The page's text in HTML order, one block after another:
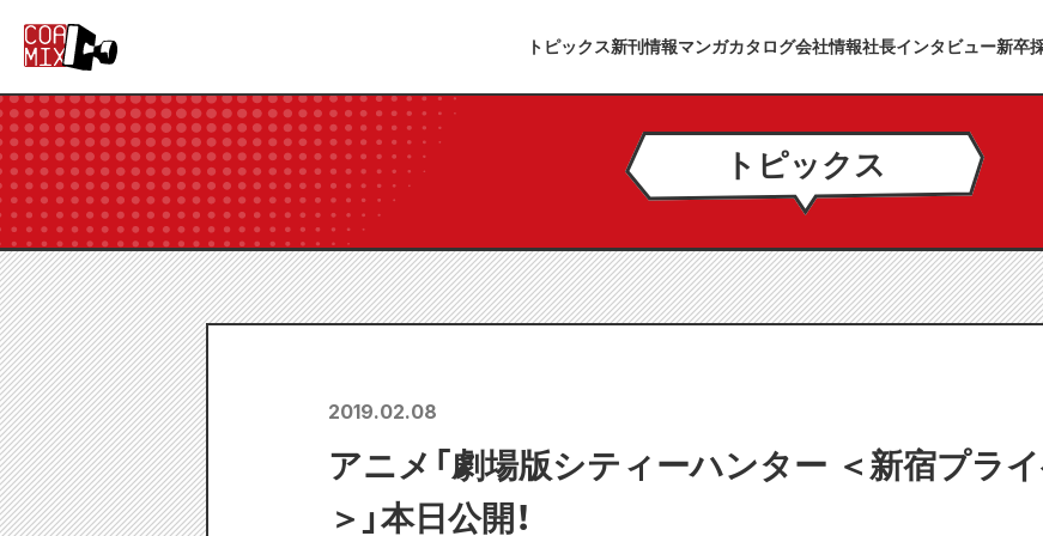
トピックス新刊情報マンガカタログ会社情報社長インタビュー新卒
トピックス
2019.02.08
アニメ「劇場版シティーハンター ＜新宿プラ
＞」本日公開！